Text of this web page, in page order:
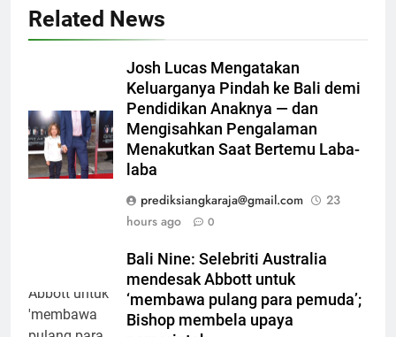
Related News
Josh Lucas Mengatakan
Keluarganya Pindah ke Bali demi
Pendidikan Anaknya — dan
Mengisahkan Pengalaman
Menakutkan Saat Bertemu Laba-
laba
prediksiangkaraja@gmail.com
23
hours ago
0
Bali Nine: Selebriti Australia
mendesak Abbott untuk
‘membawa pulang para pemuda’;
Bishop membela upaya